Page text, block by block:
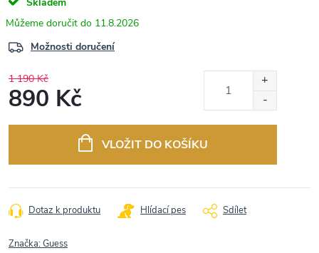
11.8.2026
Možnosti doručení
1 190 Kč
890 Kč
VLOŽIT DO KOŠÍKU
Dotaz k produktu Hlídací pes Sdílet
Značka:Guess